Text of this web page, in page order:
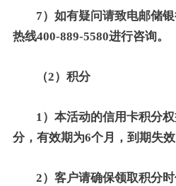
7）如有疑问请致电邮储
热线400-889-5580进行咨询。
（2）积分
1）本活动的信用卡积分
分，有效期为6个月，到期失效
2）客户请确保领取积分